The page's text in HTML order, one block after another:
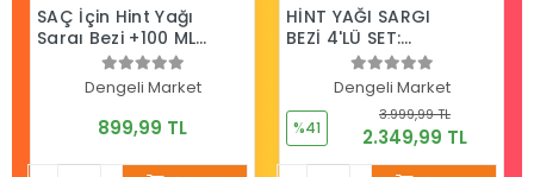
SAÇ İçin Hint Yağı
Sargı Bezi +100 ML
HİNT YAĞI
(HEXANSIZ)
Dengeli Market
899,99 TL
HİNT YAĞI SARGI
BEZİ 4'LÜ SET:
KARACİĞER, PELVİK,
BOYUN/GÖZ VE
GÖĞÜS SARGI BEZİ,
Pamuklu,
Ergonomik
Dengeli Market
%41
3.999,99 TL
2.349,99 TL